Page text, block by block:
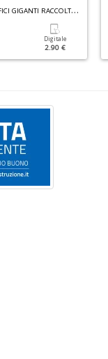
C
RITTOGRAFICI GIGANTI RACCOLTA N.4
Digitale
2.90 €